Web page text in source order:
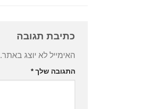
כתיבת תגובה
האימייל לא יוצג באתר.
התגובה שלך*